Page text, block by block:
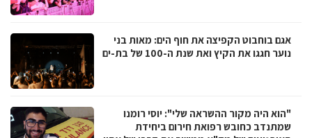
אגם בוחבוט הקפיצה את חוף הים: מאות בני
נוער חגגו את הקיץ ואת שנת ה-100 של בת-ים
"הוא היה מקור ההשראה שלי": יוסי רומנו
שמתנדב כחובש רפואת חירום ביחידת